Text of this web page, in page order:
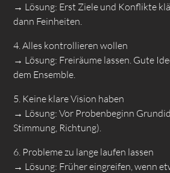
→ Lösung: Erst Ziele und Konflikte
dann Feinheiten.
4. Alles kontrollieren wollen
→ Lösung: Freiräume lassen. Gute
dem Ensemble.
5. Keine klare Vision haben
→ Lösung: Vor Probenbeginn
Stimmung, Richtung).
6. Probleme zu lange laufen lassen
→ Lösung: Früher eingreifen, wenn